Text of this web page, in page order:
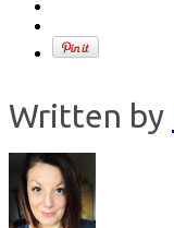
Written by